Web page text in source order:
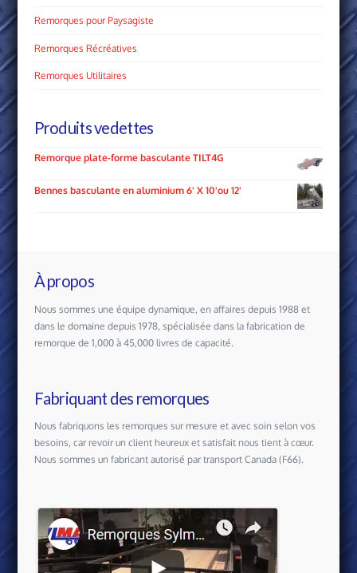
Remorques pour Paysagiste
Remorques Récréatives
Remorques Utilitaires
Produits vedettes
Remorque plate-forme basculante TILT4G
Bennes basculante en aluminium 6' X 10'ou 12'
À propos
Nous sommes une équipe dynamique, en affaires depuis 1988 et
dans le domaine depuis 1978, spécialisée dans la fabrication de
remorque de 1,000 à 45,000 livres de capacité.
Fabriquant des remorques
Nous fabriquons les remorques sur mesure et avec soin selon vos
besoins, car revoir un client heureux et satisfait nous tient à cœur.
Nous sommes un fabricant autorisé par transport Canada (F66).